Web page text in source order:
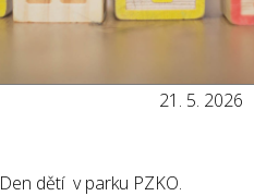
21. 5. 2026
dětí v parku PZKO.